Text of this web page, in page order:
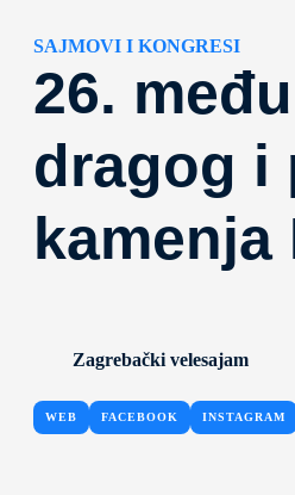
SAJMOVI I KONGRESI
26.
dragog i
kamenja
Zagrebački velesajam
WEB FACEBOOK INSTAGRAM